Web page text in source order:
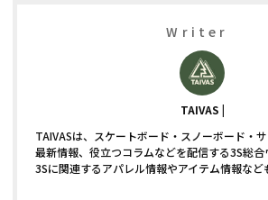
Writer
TAIVAS
TAIVASは、スケートボード・スノーボード・
最新情報、役立つコラムなどを配信する3S総合
3Sに関連するアパレル情報やアイテム情報など